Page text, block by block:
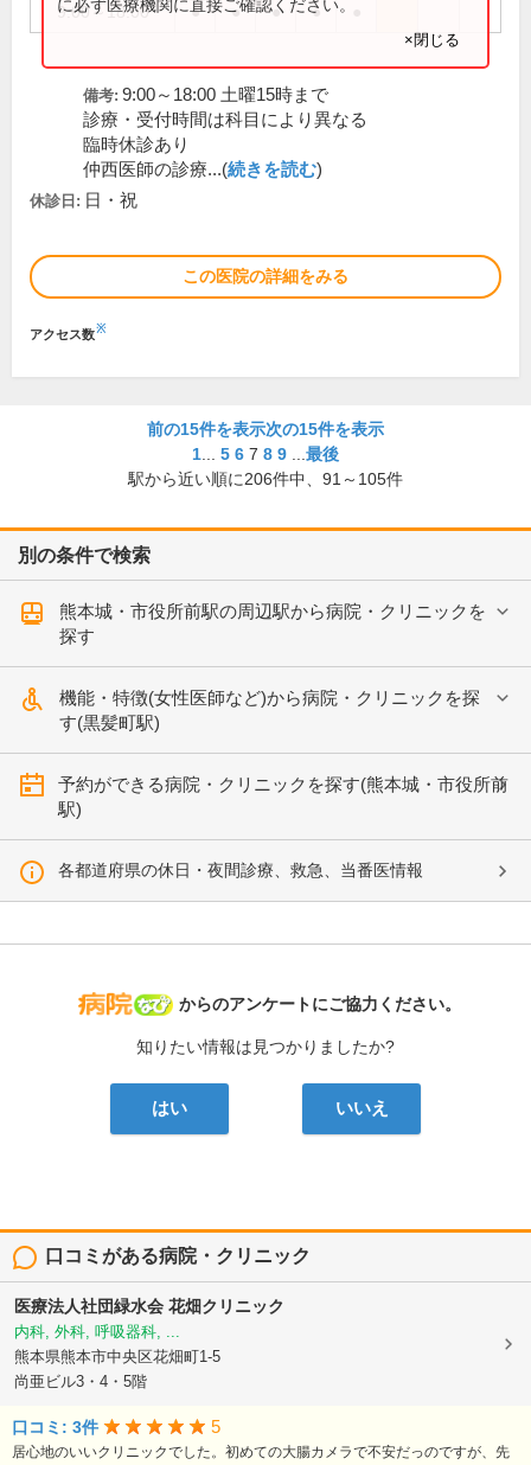
9:00～18:00 ● ● ● ●
に必ず医療機関に直接ご確認ください。
×閉じる
備考: 9:00～18:00 土曜15時まで
診療・受付時間は科目により異なる
臨時休診あり
仲西医師の診療...(続きを読む)
休診日: 日・祝
この医院の詳細をみる
アクセス数※
前の15件を表示次の15件を表示
1
5 6 7 8 9
最後
駅から近い順に206件中、 91～105件
別の条件で検索
熊本城・市役所前駅の周辺駅から病院・クリニックを
探す
機能・特徴(女性医師など)から病院・クリニックを探
す(黒髪町駅)
予約ができる病院・クリニックを探す(熊本城・市役所前
駅)
各都道府県の休日・夜間診療、救急、当番医情報
病院なび
からのアンケートにご協力ください。
知りたい情報は見つかりましたか?
はい いいえ
口コミがある病院・クリニック
医療法人社団緑水会 花畑クリニック
内科, 外科, 呼吸器科, ...
熊本県熊本市中央区花畑町1-5
尚亜ビル3・4・5階
口コミ: 3件 5
居心地のいいクリニックでした。初めての大腸カメラで不安だっのですが、先